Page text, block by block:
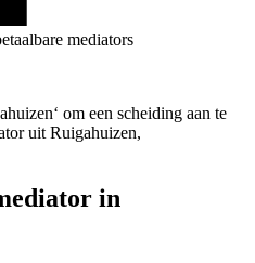
mediators
om een scheiding aan te
uit Ruigahuizen,
in